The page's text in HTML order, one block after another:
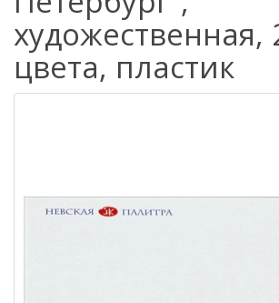
художественная,
цвета, пластик